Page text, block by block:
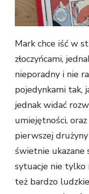
Mark chce iść w
złoczyńcami,
nieporadny i nie
pojedynkami tak,
jednak widać
umiejętności,
pierwszej
świetnie ukazane
sytuacje nie
też bardzo